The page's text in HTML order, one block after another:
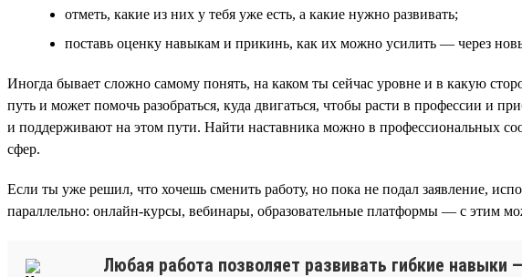
отметь, какие из них у тебя уже есть, а какие нужно развивать;
поставь оценку навыкам и прикинь, как их можно усилить — через
Иногда бывает сложно самому понять, на каком ты сейчас уровне и в какую
путь и может помочь разобраться, куда двигаться, чтобы расти в профессии и
и поддерживают на этом пути. Найти наставника можно в профессиональных
сфер.
Если ты уже решил, что хочешь сменить работу, но пока не подал заявление,
параллельно: онлайн-курсы, вебинары, образовательные платформы — с этим
Любая работа позволяет развивать гибкие